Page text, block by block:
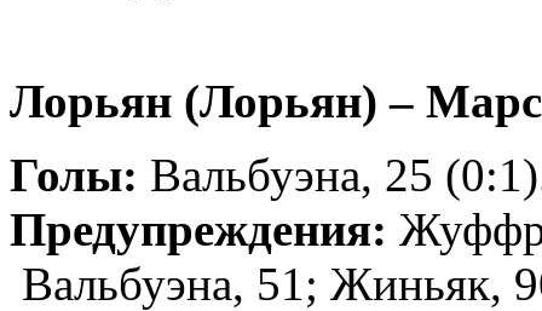
Лорьян (Лорьян) –
Голы: Вальбуэна, 25
Предупреждения:
Вальбуэна, 51; Жиньяк,